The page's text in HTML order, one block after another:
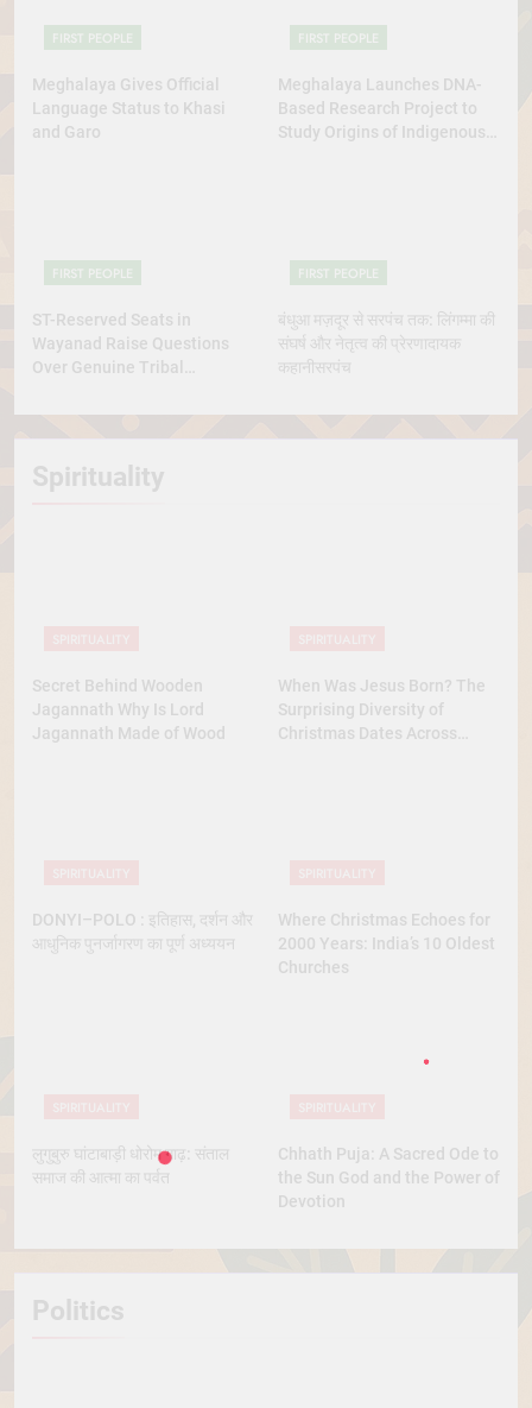
FIRST PEOPLE
Meghalaya Gives Official
Language Status to Khasi
and Garo
FIRST PEOPLE
Meghalaya Launches DNA-
Based Research Project to
Study Origins of Indigenous
FIRST PEOPLE
ST-Reserved Seats in
Wayanad Raise Questions
Over Genuine Tribal
FIRST PEOPLE
बंधुआ मज़दूर से सरपंच तक: लिंगम्मा की
संघर्ष और नेतृत्व की प्रेरणादायक
कहानीसरपंच
Spirituality
Secret Behind Wooden
Jagannath Why Is Lord
Jagannath Made of Wood
When Was Jesus Born? The
Surprising Diversity of
Christmas Dates Across
DONYI–POLO : इतिहास, दर्शन और
आधुनिक पुनर्जागरण का पूर्ण अध्ययन
Where Christmas Echoes for
2000 Years: India’s 10 Oldest
Churches
लुगुबुरु घांटाबाड़ी धोरोम गाढ़: संताल
समाज की आत्मा का पर्वत
Chhath Puja: A Sacred Ode to
the Sun God and the Power of
Devotion
Politics